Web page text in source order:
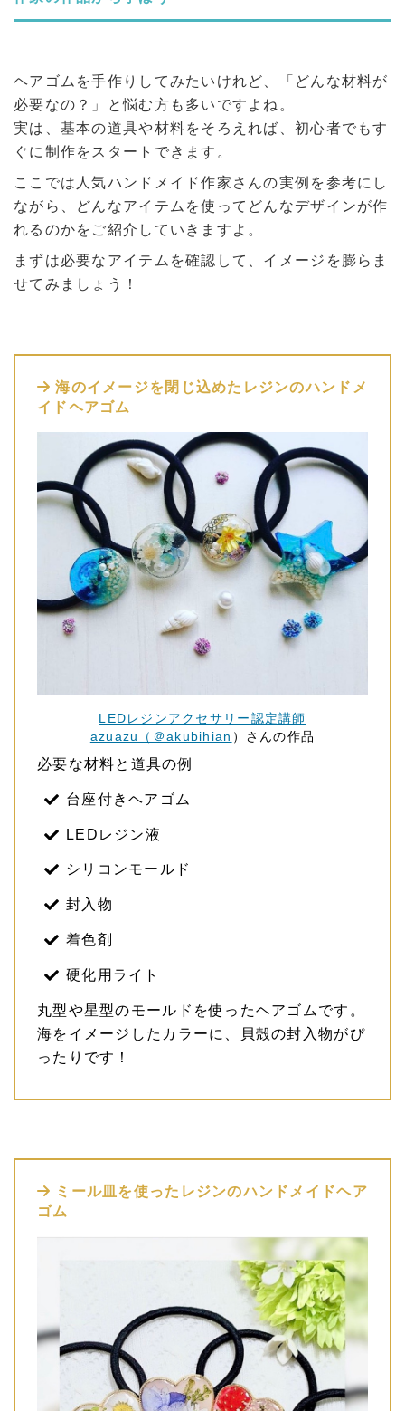
ヘアゴムを手作りしてみたいけれど、「どんな材料が
必要なの？」と悩む方も多いですよね。
実は、基本の道具や材料をそろえれば、初心者でもす
ぐに制作をスタートできます。
ここでは人気ハンドメイド作家さんの実例を参考にし
ながら、どんなアイテムを使ってどんなデザインが作
れるのかをご紹介していきますよ。
まずは必要なアイテムを確認して、イメージを膨らま
せてみましょう！
海のイメージを閉じ込めたレジンのハンドメ
イドヘアゴム
LEDレジンアクセサリー認定講師
azuazu（＠akubihian ）さんの作品
必要な材料と道具の例
台座付きヘアゴム
LEDレジン液
シリコンモールド
封入物
着色剤
硬化用ライト
丸型や星型のモールドを使ったヘアゴムです。
海をイメージしたカラーに、貝殻の封入物がぴ
ったりです！
ミール皿を使ったレジンのハンドメイドヘア
ゴム